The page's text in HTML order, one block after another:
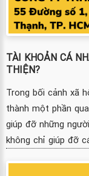
TÀI KHOẢN CÁ
THIỆN?
Trong bối cảnh xã
thành một phần
giúp đỡ những
không chỉ giúp đỡ